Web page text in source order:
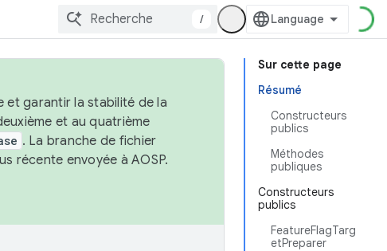
/
Sur cette page
Résumé
Constructeurs
publics
Méthodes
publiques
Constructeurs
publics
FeatureFlagTarg
etPreparer
et garantir la stabilité de la
et au quatrième
. La branche de fichier
récente envoyée à AOSP.